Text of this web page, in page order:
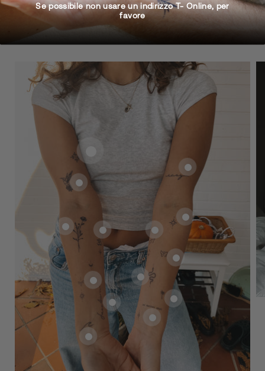
Shop the Look
Se possibile non usare un indirizzo T- Online, per
favore